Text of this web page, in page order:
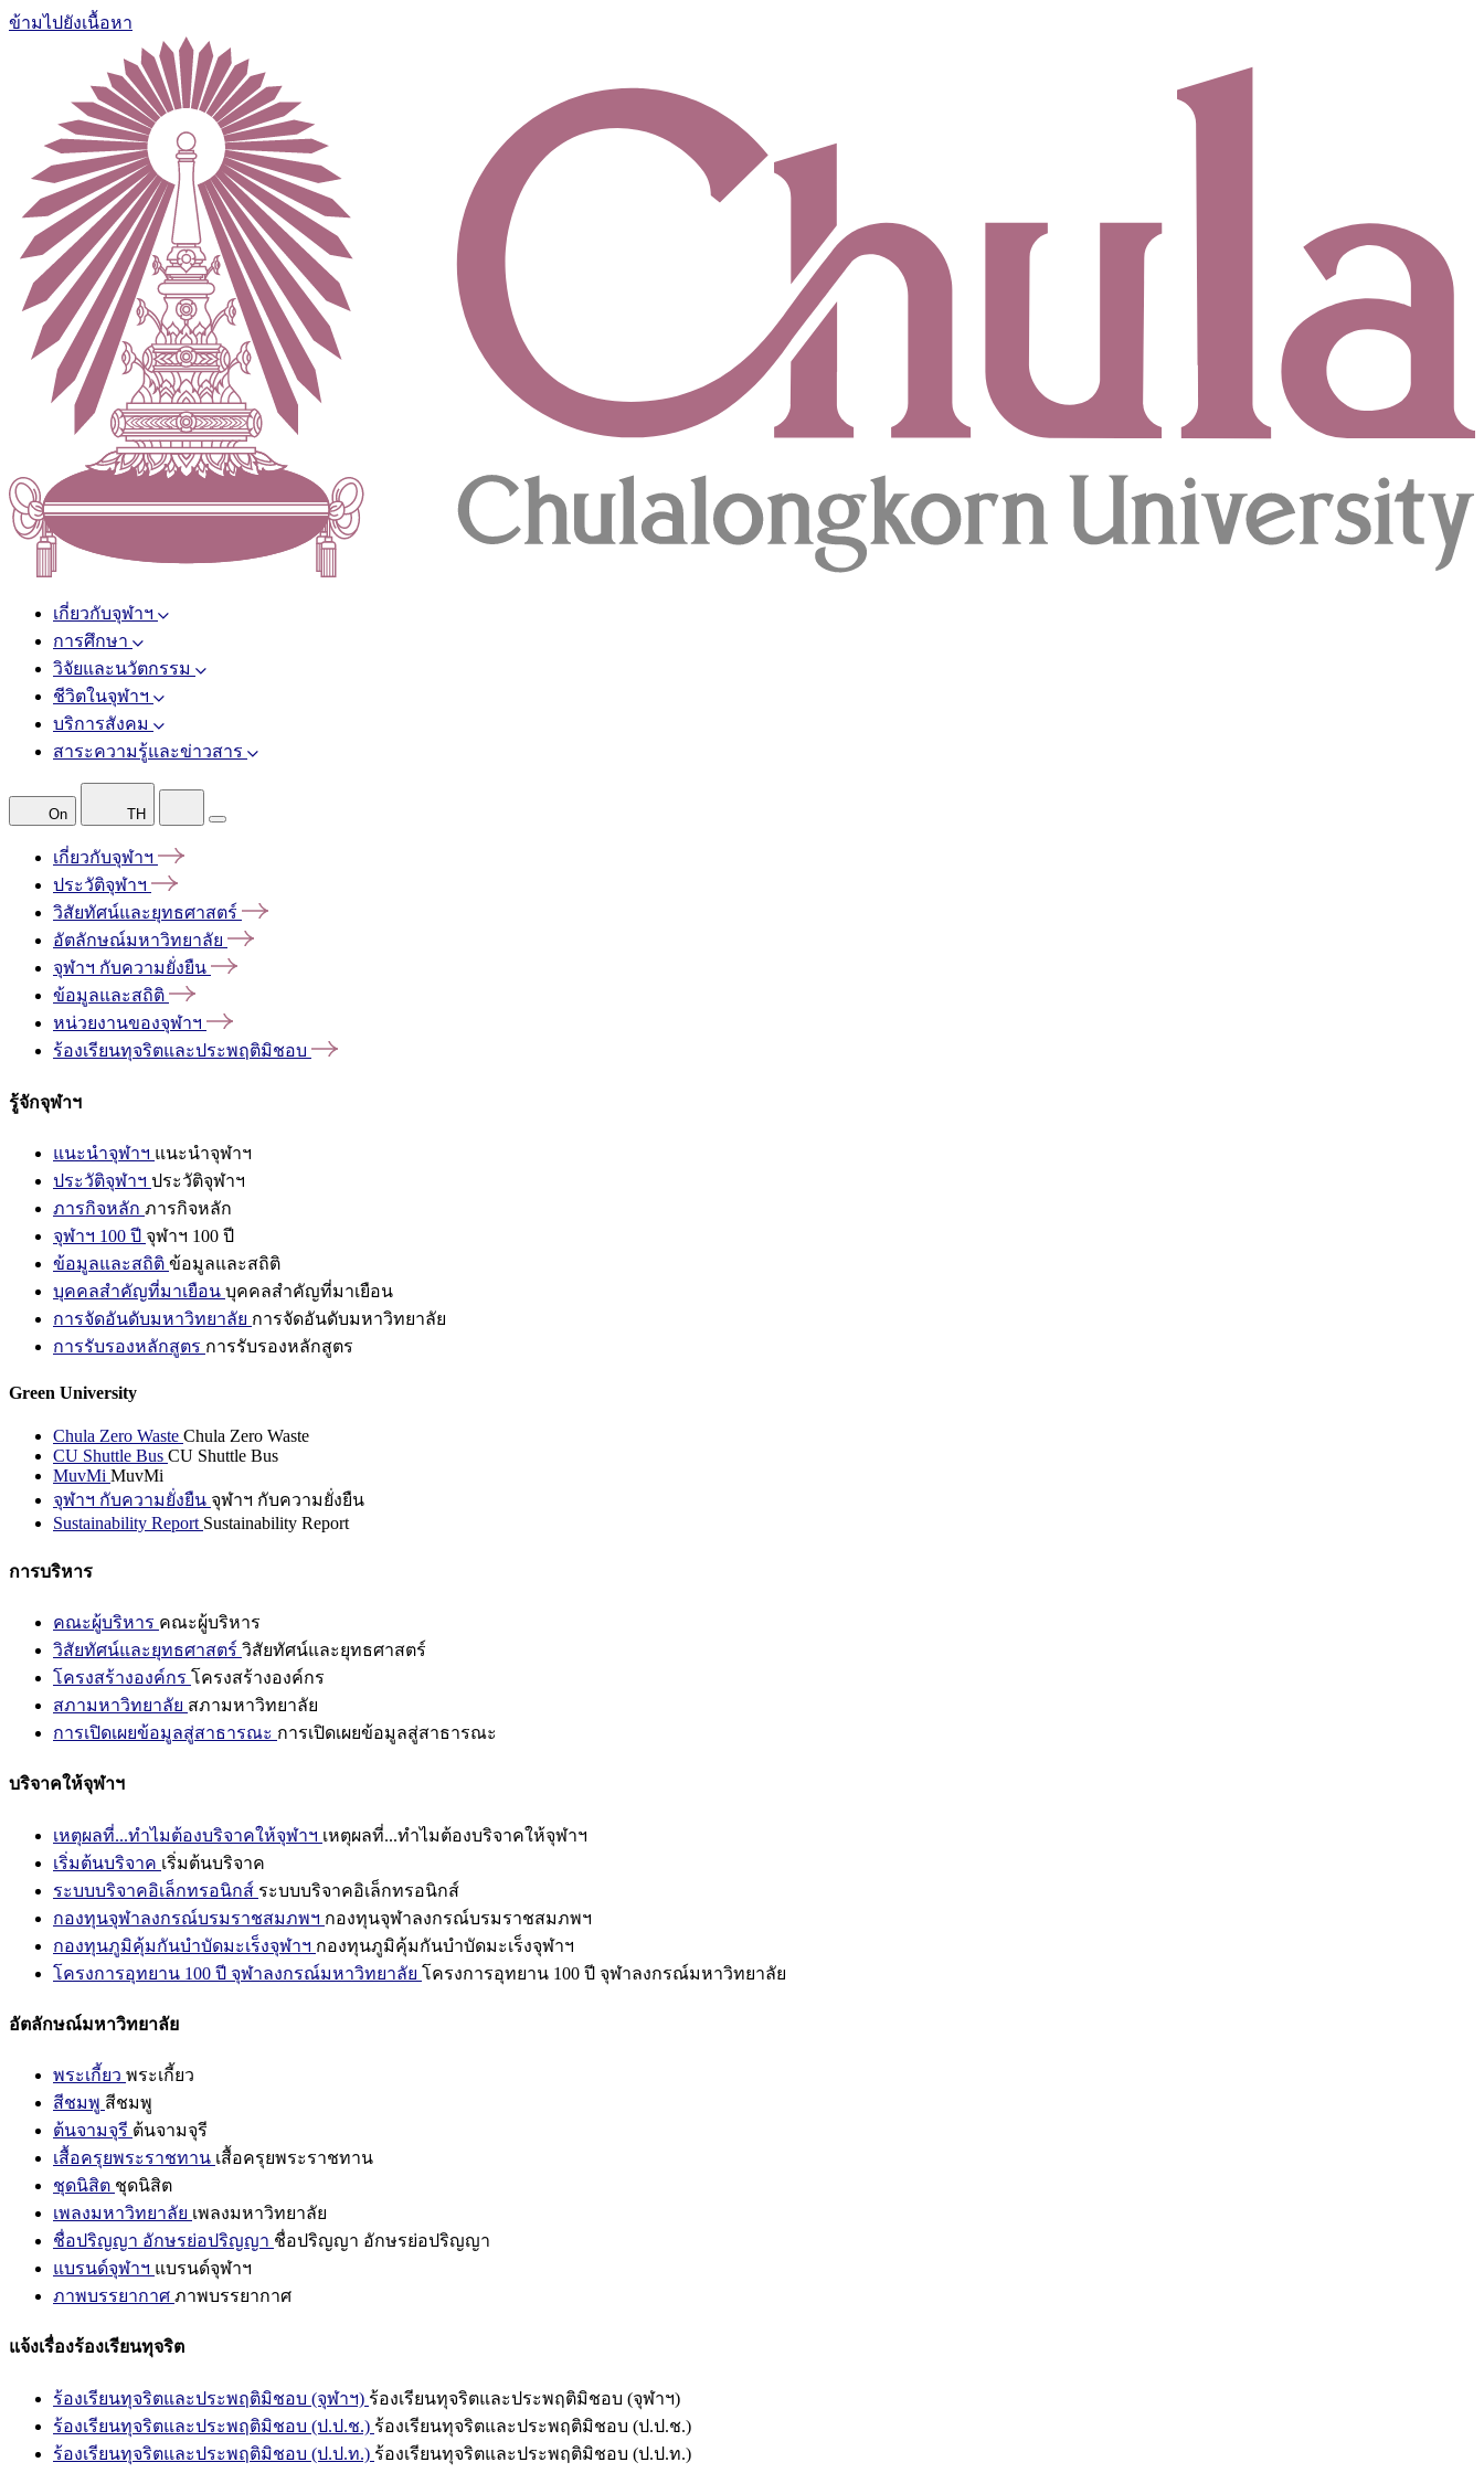
ข้ามไปยังเนื้อหา
เกี่ยวกับจุฬาฯ
การศึกษา
วิจัยและนวัตกรรม
ชีวิตในจุฬาฯ
บริการสังคม
สาระความรู้และข่าวสาร
On TH
เกี่ยวกับจุฬาฯ
ประวัติจุฬาฯ
วิสัยทัศน์และยุทธศาสตร์
อัตลักษณ์มหาวิทยาลัย
จุฬาฯ กับความยั่งยืน
ข้อมูลและสถิติ
หน่วยงานของจุฬาฯ
ร้องเรียนทุจริตและประพฤติมิชอบ
รู้จักจุฬาฯ
แนะนำจุฬาฯ แนะนำจุฬาฯ
ประวัติจุฬาฯ ประวัติจุฬาฯ
ภารกิจหลัก ภารกิจหลัก
จุฬาฯ 100 ปี จุฬาฯ 100 ปี
ข้อมูลและสถิติ ข้อมูลและสถิติ
บุคคลสำคัญที่มาเยือน บุคคลสำคัญที่มาเยือน
การจัดอันดับมหาวิทยาลัย การจัดอันดับมหาวิทยาลัย
การรับรองหลักสูตร การรับรองหลักสูตร
Green University
Chula Zero Waste Chula Zero Waste
CU Shuttle Bus CU Shuttle Bus
MuvMi MuvMi
จุฬาฯ กับความยั่งยืน จุฬาฯ กับความยั่งยืน
Sustainability Report Sustainability Report
การบริหาร
คณะผู้บริหาร คณะผู้บริหาร
วิสัยทัศน์และยุทธศาสตร์ วิสัยทัศน์และยุทธศาสตร์
โครงสร้างองค์กร โครงสร้างองค์กร
สภามหาวิทยาลัย สภามหาวิทยาลัย
การเปิดเผยข้อมูลสู่สาธารณะ การเปิดเผยข้อมูลสู่สาธารณะ
บริจาคให้จุฬาฯ
เหตุผลที่...ทำไมต้องบริจาคให้จุฬาฯ เหตุผลที่...ทำไมต้องบริจาคให้จุฬาฯ
เริ่มต้นบริจาค เริ่มต้นบริจาค
ระบบบริจาคอิเล็กทรอนิกส์ ระบบบริจาคอิเล็กทรอนิกส์
กองทุนจุฬาลงกรณ์บรมราชสมภพฯ กองทุนจุฬาลงกรณ์บรมราชสมภพฯ
กองทุนภูมิคุ้มกันบำบัดมะเร็งจุฬาฯ กองทุนภูมิคุ้มกันบำบัดมะเร็งจุฬาฯ
โครงการอุทยาน 100 ปี จุฬาลงกรณ์มหาวิทยาลัย โครงการอุทยาน 100 ปี จุฬาลงกรณ์มหาวิทยาลัย
อัตลักษณ์มหาวิทยาลัย
พระเกี้ยว พระเกี้ยว
สีชมพู สีชมพู
ต้นจามจุรี ต้นจามจุรี
เสื้อครุยพระราชทาน เสื้อครุยพระราชทาน
ชุดนิสิต ชุดนิสิต
เพลงมหาวิทยาลัย เพลงมหาวิทยาลัย
ชื่อปริญญา อักษรย่อปริญญา ชื่อปริญญา อักษรย่อปริญญา
แบรนด์จุฬาฯ แบรนด์จุฬาฯ
ภาพบรรยากาศ ภาพบรรยากาศ
แจ้งเรื่องร้องเรียนทุจริต
ร้องเรียนทุจริตและประพฤติมิชอบ (จุฬาฯ) ร้องเรียนทุจริตและประพฤติมิชอบ (จุฬาฯ)
ร้องเรียนทุจริตและประพฤติมิชอบ (ป.ป.ช.) ร้องเรียนทุจริตและประพฤติมิชอบ (ป.ป.ช.)
ร้องเรียนทุจริตและประพฤติมิชอบ (ป.ป.ท.) ร้องเรียนทุจริตและประพฤติมิชอบ (ป.ป.ท.)